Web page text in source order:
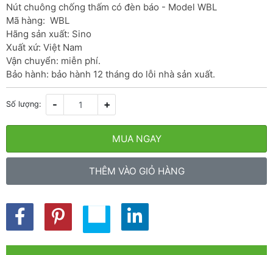
Nút chuông chống thấm có đèn báo - Model WBL
Mã hàng:  WBL
Hãng sản xuất: Sino
Xuất xứ: Việt Nam
Vận chuyển: miễn phí.
Bảo hành: bảo hành 12 tháng do lỗi nhà sản xuất.
Số lượng: - +
MUA NGAY
THÊM VÀO GIỎ HÀNG